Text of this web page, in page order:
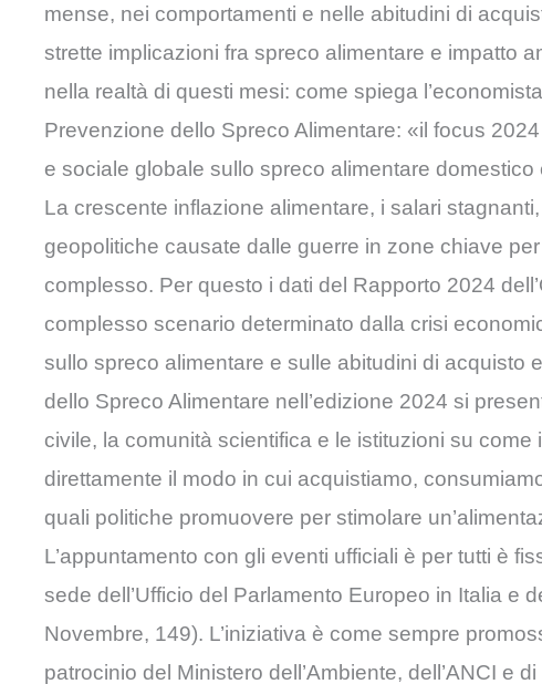
mense, nei comportamenti e nelle abitudini di
strette implicazioni fra spreco alimentare e impatto
nella realtà di questi mesi: come spiega
Prevenzione dello Spreco Alimentare: «il focus
e sociale globale sullo spreco alimentare
La crescente inflazione alimentare, i salari
geopolitiche causate dalle guerre in zone chiave
complesso. Per questo i dati del Rapporto 2024
complesso scenario determinato dalla crisi
sullo spreco alimentare e sulle abitudini di acquisto
dello Spreco Alimentare nell’edizione 2024 si
civile, la comunità scientifica e le istituzioni su
direttamente il modo in cui acquistiamo,
quali politiche promuovere per stimolare
L’appuntamento con gli eventi ufficiali è per tutti è
sede dell’Ufficio del Parlamento Europeo in Italia e
Novembre, 149). L’iniziativa è come sempre
patrocinio del Ministero dell’Ambiente, dell’ANCI e